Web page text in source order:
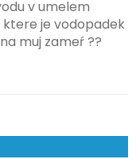
v umelem
je vodopadek
muj zameŕ ??